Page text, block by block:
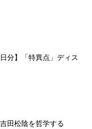
分】「特異点」ディス
田松陰を哲学する